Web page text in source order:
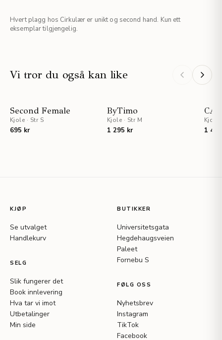
Hvert plagg hos Cirkulær er unikt og second hand. Kun ett
eksemplar tilgjengelig.
Vi tror du også kan like
STAFF PICKS
Second Female
Kjole · Str S
695 kr
ByTimo
Kjole · Str M
1 295 kr
Kjole
1
KJØP
Se utvalget
Handlekurv
SELG
Slik fungerer det
Book innlevering
Hva tar vi imot
Utbetalinger
Min side
BUTIKKER
Universitetsgata
Hegdehaugsveien
Paleet
Fornebu S
FØLG OSS
Nyhetsbrev
Instagram
TikTok
Facebook